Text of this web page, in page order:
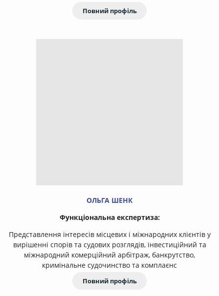
Повний профіль
ОЛЬГА ШЕНК
Функціональна експертиза:
Представлення інтересів місцевих і міжнародних клієнтів у
вирішенні спорів та судових розглядів, інвестиційний та
міжнародний комерційний арбітраж, банкрутство,
кримінальне судочинство та комплаєнс
Повний профіль